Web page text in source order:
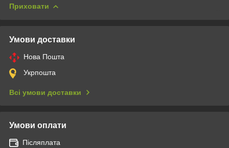
Приховати
Умови доставки
Нова Пошта
Укрпошта
Всі умови доставки
Умови оплати
Післяплата